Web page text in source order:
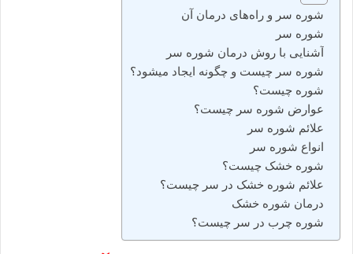
شوره سر و راه‌های درمان آن
شوره سر
آشنایی با روش درمان شوره سر
شوره سر چیست و چگونه ایجاد میشود؟
شوره چیست؟
عوارض شوره سر چیست؟
علائم شوره سر
انواع شوره سر
شوره خشک چیست؟
علائم شوره خشک در سر چیست؟
درمان شوره خشک
شوره چرب در سر چیست؟